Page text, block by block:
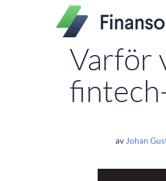
Varför
av Johan